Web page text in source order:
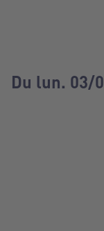
Du lun. 03/